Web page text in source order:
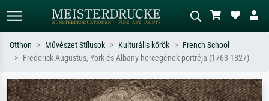
Keressen művész, műcím vagy stílus
Írja le a jelenetet – pl. zöld rét, sok
Otthon Művészet Stílusok Kulturális körök
French School
Frederick Augustus, York és Albany hercegének portréja (1763-1827)